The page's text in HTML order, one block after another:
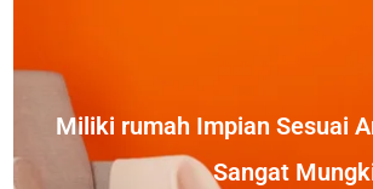
Miliki rumah Impian Sesuai
Sangat